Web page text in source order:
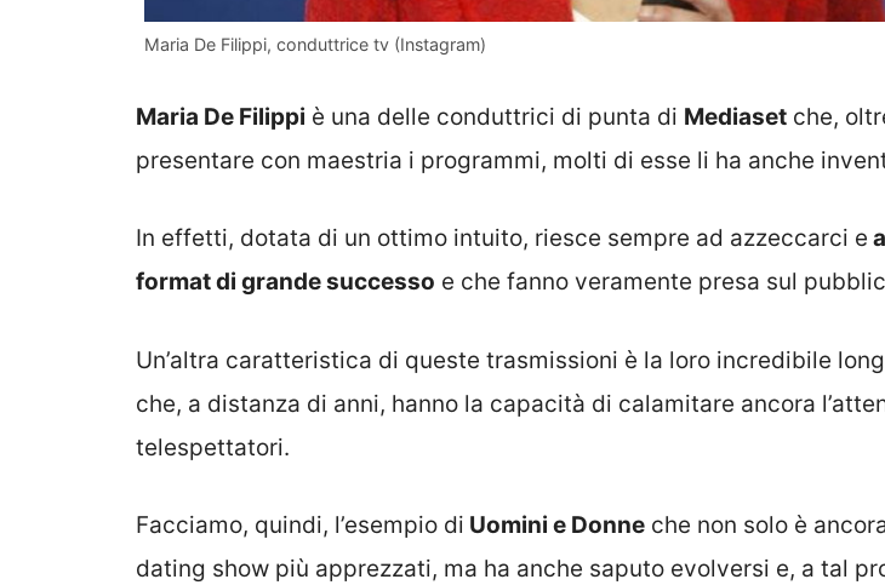
Maria De Filippi, conduttrice tv (Instagram)
Maria De Filippi è una delle conduttrici di punta di Mediaset che,
presentare con maestria i programmi, molti di esse li ha anche
In effetti, dotata di un ottimo intuito, riesce sempre ad azzeccarci e
format di grande successo e che fanno veramente presa sul
Un’altra caratteristica di queste trasmissioni è la loro incredibile
che, a distanza di anni, hanno la capacità di calamitare ancora
telespettatori.
Facciamo, quindi, l’esempio di Uomini e Donne che non solo è
dating show più apprezzati, ma ha anche saputo evolversi e, a tal